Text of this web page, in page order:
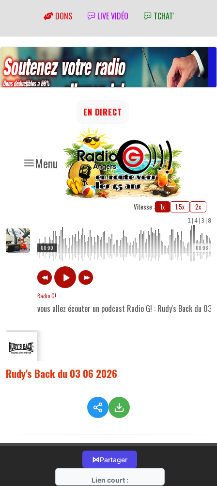
DONS LIVE VIDÉO TCHAT'
Menu
EN DIRECT
Vitesse : 1x 1.5x 2x
1 4 3 8
00:06
00:00
Radio G!
vous allez écouter un podcast Radio G! : Rudy's Back du 03
Rudy's Back du 03 06 2026
⋈Partager
Lien court :